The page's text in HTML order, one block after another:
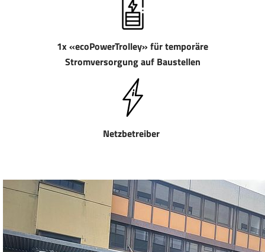
1x «ecoPowerTrolley» für temporäre
Stromversorgung auf Baustellen
Netzbetreiber